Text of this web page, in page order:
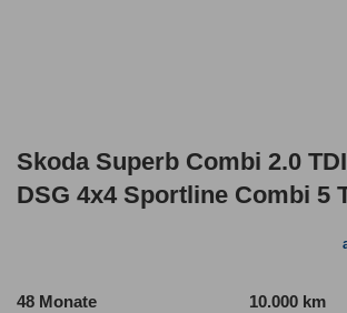
Skoda Superb Combi 2.0
DSG 4x4 Sportline Combi 5
48 Monate 10.000 km